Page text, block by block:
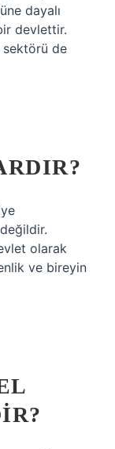
dayalı
devlettir.
sektörü de
olarak
ve bireyin